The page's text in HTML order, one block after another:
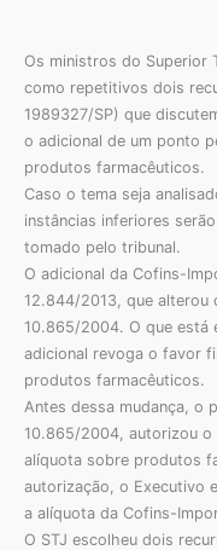
Os ministros do Superior
como repetitivos dois
1989327/SP) que
o adicional de um ponto
produtos farmacêuticos.
Caso o tema seja
instâncias inferiores
tomado pelo tribunal.
O adicional da Cofins-
12.844/2013, que alterou
10.865/2004. O que está
adicional revoga o favor
produtos farmacêuticos.
Antes dessa mudança, o
10.865/2004, autorizou o
alíquota sobre produtos
autorização, o Executivo
a alíquota da Cofins-
O STJ escolheu dois